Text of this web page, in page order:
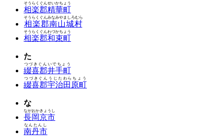
相楽郡精華町
そうらくぐんせいかちょう
相楽郡南山城村
そうらくぐんみなみやましろむら
相楽郡和束町
そうらくぐんわづかちょう
た
綴喜郡井手町
つづきぐんいでちょう
綴喜郡宇治田原町
つづきぐんうじたわらちょう
な
長岡京市
ながおかきょうし
南丹市
なんたんし